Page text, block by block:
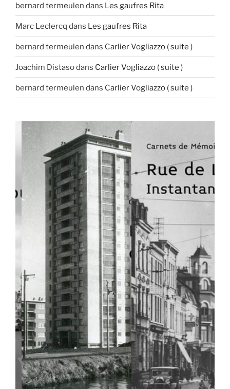
bernard termeulen dans Les gaufres Rita
Marc Leclercq dans Les gaufres Rita
bernard termeulen dans Carlier Vogliazzo ( suite )
Joachim Distasodans Carlier Vogliazzo ( suite )
bernard termeulen dans Carlier Vogliazzo ( suite )